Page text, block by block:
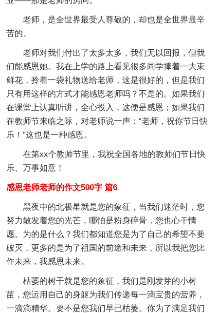
老师，是全世界最受人尊敬的，却也是全世界最辛
苦的。
老师对我们付出了太多太多，我们无以回报，但我
们能感恩她。我在上学的路上看见很多同学捧着一大束
鲜花，拎着一袋礼物送给老师，这是很好的，但是我们
只有用这样的方式才能感恩老师吗？不是的。如果我们
在课堂上认真听讲，全心投入，这便是感恩；如果我们
在教师节来临之际，对老师说一声：“老师，祝你节日快
乐！”这也是一种感恩。
在第xx个教师节里，我祝全国各地的教师们节日快
乐、万事如意！
感恩老师老师的作文500字 篇6
黑夜中的北极星就是您的象征，当我们迷茫时，您
努力散发着您的光芒，哪怕是粉身碎骨，您也心干情
愿。为的是什么？我们都知道您是为了自己的希望不要
破灭，更多的是为了祖国的前途和未来，所以我把您比
作未来，我感恩未来。
枯萎的树干就是您的象征，我们是刚发芽的小树
苗，您运用自己的身躯为我们传递每一滴宝贵的营养，
一滴滴精华。要不是您我们早已枯萎。你为了满足我们